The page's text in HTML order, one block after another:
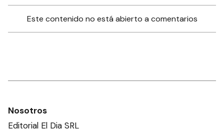
Este contenido no está abierto a comentarios
Nosotros
Editorial El Dia SRL